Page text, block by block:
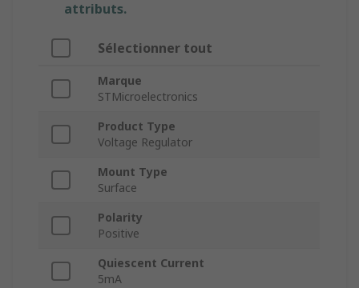
attributs.
Sélectionner tout
Marque
STMicroelectronics
Product Type
Voltage Regulator
Mount Type
Surface
Polarity
Positive
Quiescent Current
5mA